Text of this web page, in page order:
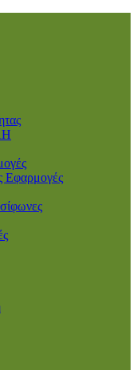
Eφαρμογές